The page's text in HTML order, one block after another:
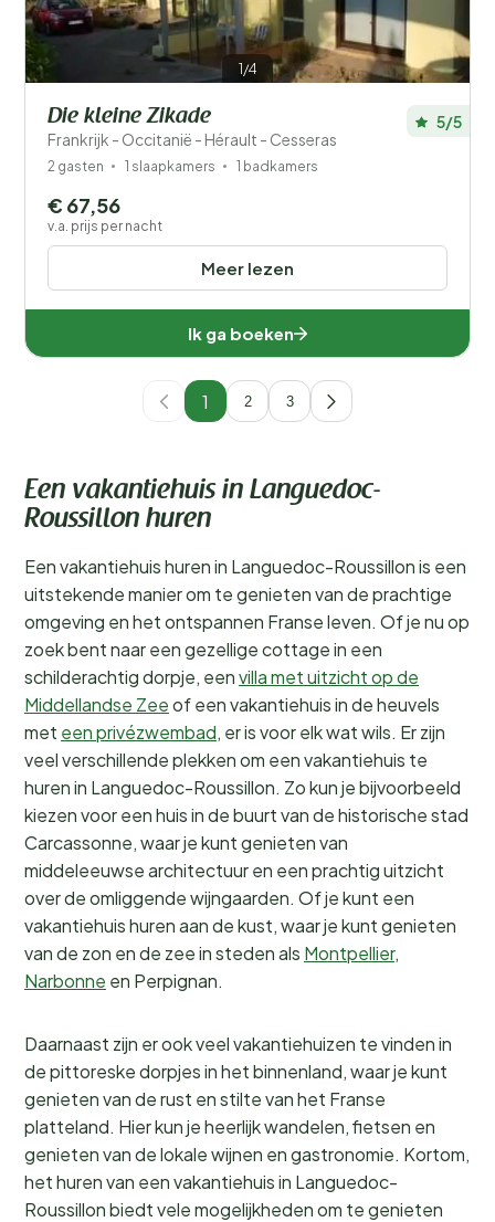
1/4
Die kleine Zikade
Frankrijk - Occitanië - Hérault - Cesseras
5/5
2 gasten 1 slaapkamers 1 badkamers
Meer lezen
€ 67,56
v.a. prijs per nacht
Ik ga boeken
1 2 3
Een vakantiehuis in Languedoc-
Roussillon huren
Een vakantiehuis huren in Languedoc-Roussillon is een
uitstekende manier om te genieten van de prachtige
omgeving en het ontspannen Franse leven. Of je nu op
zoek bent naar een gezellige cottage in een
schilderachtig dorpje, eenvilla met uitzicht op de
Middellandse Zeeof een vakantiehuis in de heuvels
met een privézwembad, er is voor elk wat wils. Er zijn
veel verschillende plekken om een vakantiehuis te
huren in Languedoc-Roussillon. Zo kun je bijvoorbeeld
kiezen voor een huis in de buurt van de historische stad
Carcassonne, waar je kunt genieten van
middeleeuwse architectuur en een prachtig uitzicht
over de omliggende wijngaarden. Of je kunt een
vakantiehuis huren aan de kust, waar je kunt genieten
van de zon en de zee in steden als Montpellier,
Narbonne en Perpignan.
Daarnaast zijn er ook veel vakantiehuizen te vinden in
de pittoreske dorpjes in het binnenland, waar je kunt
genieten van de rust en stilte van het Franse
platteland. Hier kun je heerlijk wandelen, fietsen en
genieten van de lokale wijnen en gastronomie. Kortom,
het huren van een vakantiehuis in Languedoc-
Roussillon biedt vele mogelijkheden om te genieten